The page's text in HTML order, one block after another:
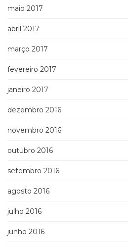
maio 2017
abril 2017
março 2017
fevereiro 2017
janeiro 2017
dezembro 2016
novembro 2016
outubro 2016
setembro 2016
agosto 2016
julho 2016
junho 2016